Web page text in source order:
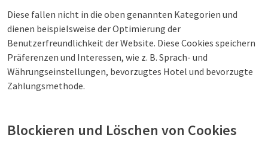
Diese fallen nicht in die oben genannten Kategorien und
dienen beispielsweise der Optimierung der
Benutzerfreundlichkeit der Website. Diese Cookies speichern
Präferenzen und Interessen, wie z. B. Sprach- und
Währungseinstellungen, bevorzugtes Hotel und bevorzugte
Zahlungsmethode.
Blockieren und Löschen von Cookies